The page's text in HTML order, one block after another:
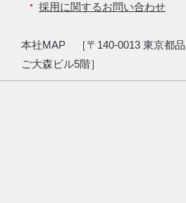
採用に関するお問い合わせ
本社MAP ［〒140-0013 東京都品
ご大森ビル5階］